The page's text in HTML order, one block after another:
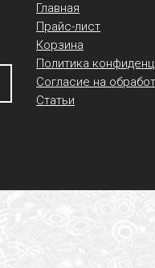
Главная
Прайс-лист
Корзина
Политика
Согласие на
Статьи